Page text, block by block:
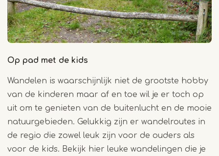
Op pad met de kids
Wandelen is waarschijnlijk niet de grootste hobby
van de kinderen maar af en toe wil je er toch op
uit om te genieten van de buitenlucht en de mooie
natuurgebieden. Gelukkig zijn er wandelroutes in
de regio die zowel leuk zijn voor de ouders als
voor de kids. Bekijk hier leuke wandelingen die je